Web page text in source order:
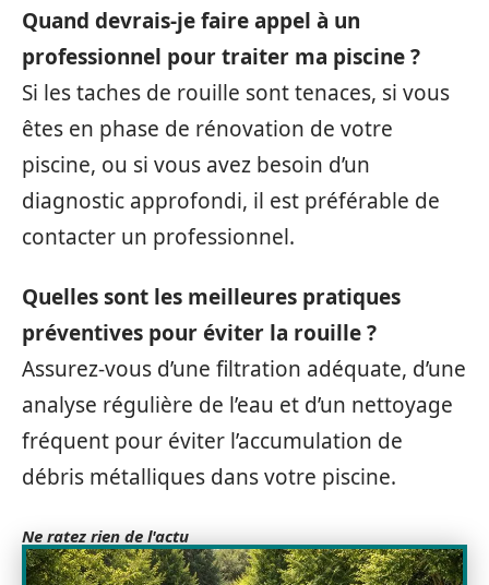
Quand devrais-je faire appel à un
professionnel pour traiter ma piscine ?
Si les taches de rouille sont tenaces, si vous
êtes en phase de rénovation de votre
piscine, ou si vous avez besoin d’un
diagnostic approfondi, il est préférable de
contacter un professionnel.
Quelles sont les meilleures pratiques
préventives pour éviter la rouille ?
Assurez-vous d’une filtration adéquate, d’une
analyse régulière de l’eau et d’un nettoyage
fréquent pour éviter l’accumulation de
débris métalliques dans votre piscine.
Ne ratez rien de l'actu